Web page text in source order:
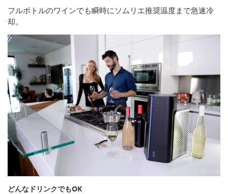
フルボトルのワインでも瞬時にソムリエ推奨温度まで急速冷
却。
どんなドリンクでもOK